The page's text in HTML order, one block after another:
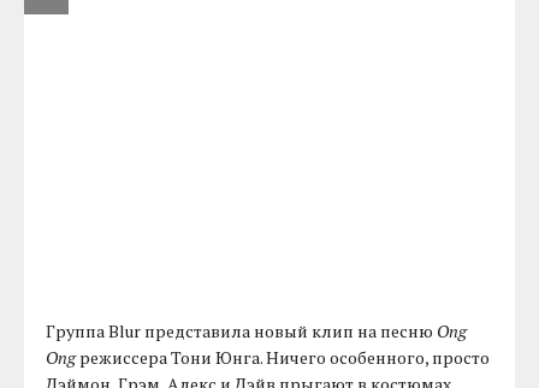
Группа Blur представила новый клип на песню Ong
Ongрежиссера Тони Юнга. Ничего особенного, просто